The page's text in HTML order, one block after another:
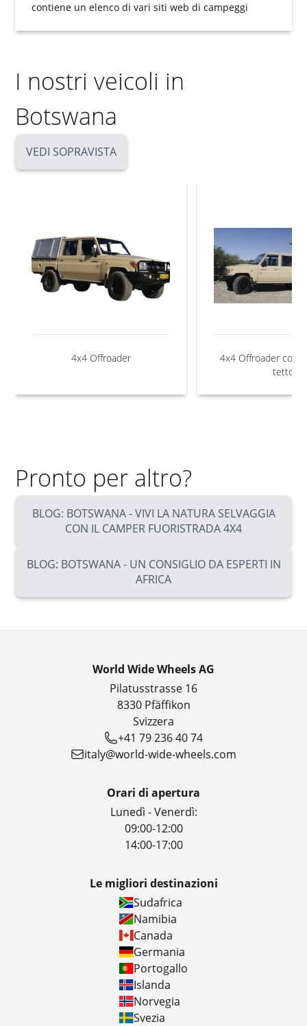
contiene un elenco di vari siti web di campeggi
I nostri veicoli in
Botswana
VEDI SOPRAVISTA
4x4 Offroader
4x4 Offroader con
tetto
Pronto per altro?
BLOG: BOTSWANA - VIVI LA NATURA SELVAGGIA
CON IL CAMPER FUORISTRADA 4X4
BLOG: BOTSWANA - UN CONSIGLIO DA ESPERTI IN
AFRICA
World Wide Wheels AG
Pilatusstrasse 16
8330 Pfäffikon
Svizzera
+41 79 236 40 74
italy@world-wide-wheels.com
Orari di apertura
Lunedì - Venerdì:
09:00-12:00
14:00-17:00
Le migliori destinazioni
Sudafrica
Namibia
Canada
Germania
Portogallo
Islanda
Norvegia
Svezia